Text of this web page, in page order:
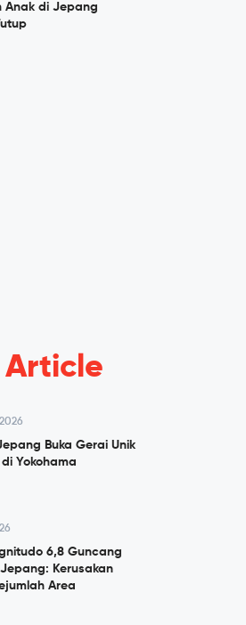
Anak di Jepang
Article
Buka Gerai Unik
Yokohama
6,8 Guncang
Kerusakan
Area